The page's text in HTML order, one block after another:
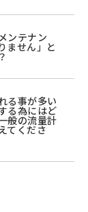
ンテナン
ません」と
る事が多い
る為にはど
般の流量計
てくださ